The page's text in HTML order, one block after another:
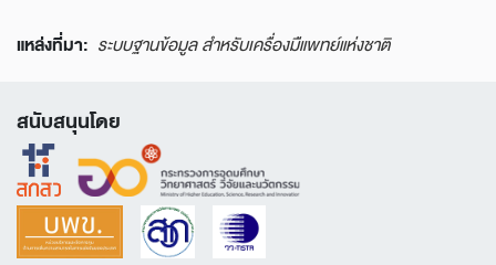
แหล่งที่มา: ระบบฐานข้อมูล สำหรับเครื่องมืแพทย์แห่งชาติ
สนับสนุนโดย